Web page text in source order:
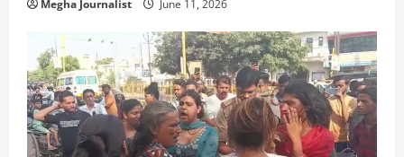
Megha Journalist June 11, 2026